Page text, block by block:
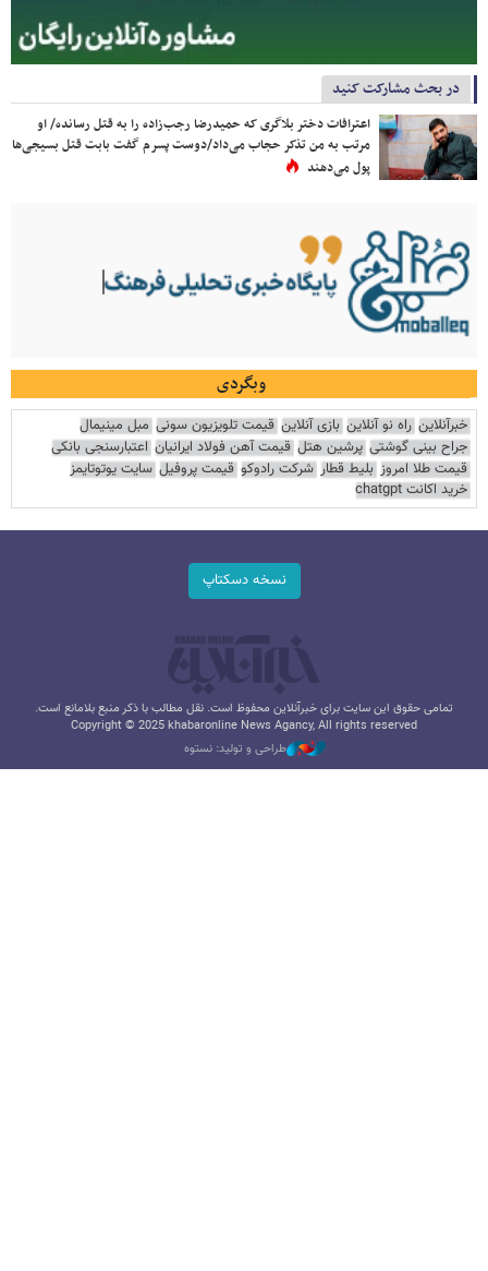
در بحث مشارکت کنید
اعترافات دختر بلاگری که حمیدرضا رجب‌زاده را به قتل رسانده/ او
مرتب به من تذکر حجاب می‌داد/دوست پسرم گفت بابت قتل بسیجی‌ها
پول می‌دهند
وبگردی
خبرآنلاین راه نو آنلاین بازی آنلاین قیمت تلویزیون سونی مبل مینیمال
جراح بینی گوشتی پرشین هتل قیمت آهن فولاد ایرانیان اعتبارسنجی بانکی
قیمت طلا امروز بلیط قطار شرکت رادوکو قیمت پروفیل سایت یوتوتایمز
خرید اکانت chatgpt
نسخه دسکتاپ
تمامی حقوق این سایت برای خبرآنلاین محفوظ است. نقل مطالب با ذکر منبع بلامانع است.
Copyright © 2025 khabaronline News Agancy, All rights reserved
طراحی و تولید: نستوه